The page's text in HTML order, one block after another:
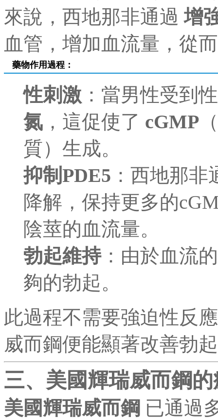
來說，西地那非通過增
血管，增加血流量，從
藥物作用過程：
性刺激 ：當男性受到
氮 ，這促使了 cGMP
質）生成。
抑制PDE5 ：西地那
降解，保持更多的
陰莖的血流量。
勃起維持：由於血流
夠的勃起。
此過程不需要強迫性反
威而鋼便能顯著改善勃
三、美國輝瑞威而鋼
美國輝瑞威而鋼 已通過